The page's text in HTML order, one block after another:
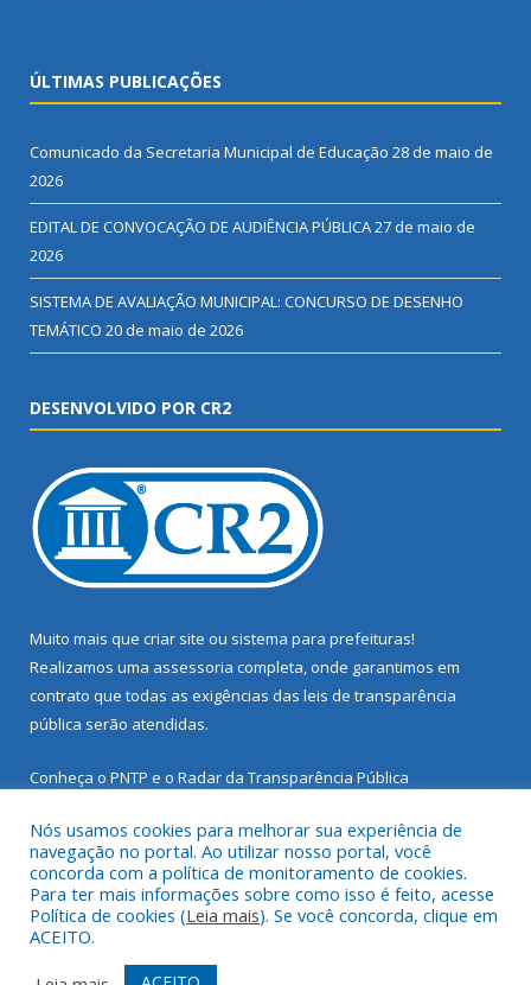
ÚLTIMAS PUBLICAÇÕES
Comunicado da Secretaria Municipal de Educação 28 de maio de
2026
EDITAL DE CONVOCAÇÃO DE AUDIÊNCIA PÚBLICA27 de maio de
2026
SISTEMA DE AVALIAÇÃO MUNICIPAL: CONCURSO DE DESENHO
TEMÁTICO 20 de maio de 2026
DESENVOLVIDO POR CR2
Muito mais que criar site ou sistema para prefeituras!
Realizamos uma assessoria completa, onde garantimos em
contrato que todas as exigências das leis de transparência
pública serão atendidas.
Conheça o PNTP e o Radar da Transparência Pública
Todos os direitos reservados a Prefeitura Municipal de Santarém
Novo.
Mapa do Site Acessar Área Administrativa
Nós usamos cookies para melhorar sua experiência de
navegação no portal. Ao utilizar nosso portal, você
concorda com a política de monitoramento de cookies.
Para ter mais informações sobre como isso é feito, acesse
Política de cookies (Leia mais). Se você concorda, clique em
ACEITO.